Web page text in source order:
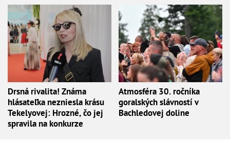
Drsná rivalita! Známa
hlásateľka nezniesla krásu
Tekelyovej: Hrozné, čo jej
spravila na konkurze
Atmosféra 30. ročníka
goralských slávností v
Bachledovej doline